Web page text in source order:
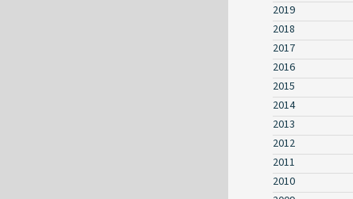
2019
2018
2017
2016
2015
2014
2013
2012
2011
2010